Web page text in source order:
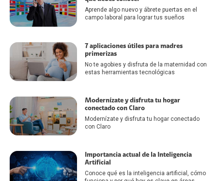
Aprende algo nuevo y ábrete puertas en el
campo laboral para lograr tus sueños
7 aplicaciones útiles para madres
primerizas
No te agobies y disfruta de la maternidad con
estas herramientas tecnológicas
Modernízate y disfruta tu hogar
conectado con Claro
Modernízate y disfruta tu hogar conectado
con Claro
Importancia actual de la Inteligencia
Artificial
Conoce qué es la inteligencia artificial, cómo